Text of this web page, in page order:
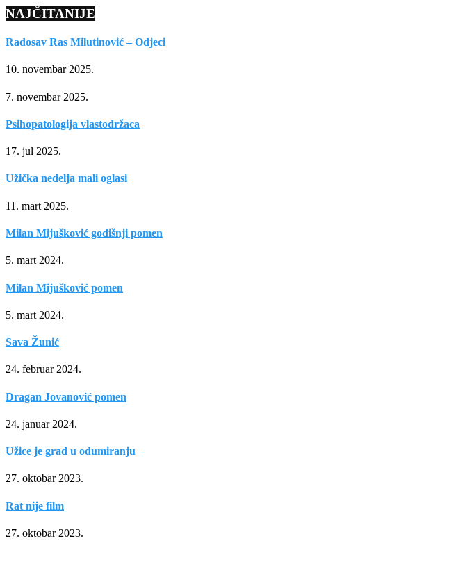
NAJČITANIJE
Radosav Ras Milutinović – Odjeci
10. novembar 2025.
7. novembar 2025.
Psihopatologija vlastodržaca
17. jul 2025.
Užička nedelja mali oglasi
11. mart 2025.
Milan Mijušković godišnji pomen
5. mart 2024.
Milan Mijušković pomen
5. mart 2024.
Sava Žunić
24. februar 2024.
Dragan Jovanović pomen
24. januar 2024.
Užice je grad u odumiranju
27. oktobar 2023.
Rat nije film
27. oktobar 2023.